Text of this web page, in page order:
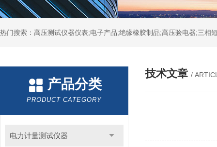
热门搜索：高压测试仪器仪表;电子产品;绝缘橡胶制品;高压验电器;三
产品分类
PRODUCT CATEGORY
电力计量测试仪器
技术文章 /